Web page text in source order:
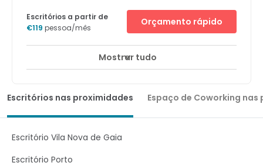
Escritórios a partir de
€119 pessoa/mês
Orçamento rápido
Mostrar tudo
Escritórios nas proximidades Espaço de Coworking
Escritório Vila Nova de Gaia
Escritório Porto